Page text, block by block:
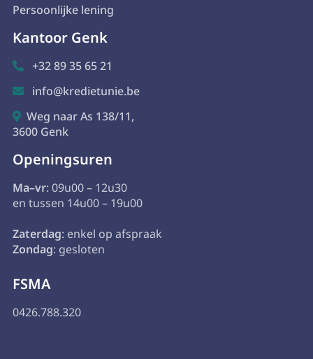
Persoonlijke lening
Kantoor Genk
 +32 89 35 65 21
 info@kredietunie.be
 Weg naar As 138/11,
3600 Genk
Openingsuren
Ma–vr: 09u00 – 12u30
en tussen 14u00 – 19u00
Zaterdag: enkel op afspraak
Zondag: gesloten
FSMA
0426.788.320